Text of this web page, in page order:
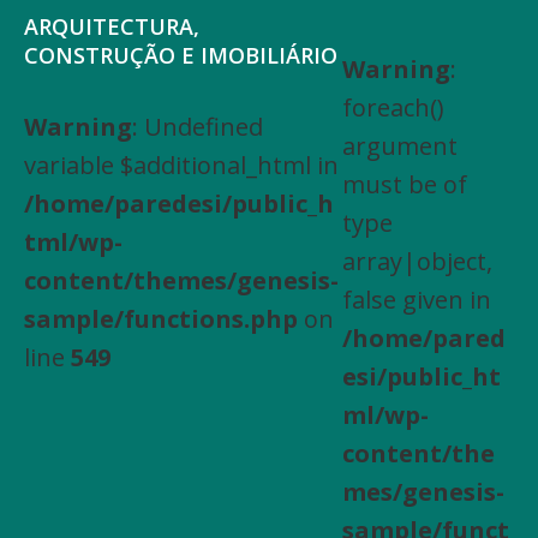
Saltar
para
menu
principal
Skip
content
ARQUITECTURA,
CONSTRUÇÃO E IMOBILIÁRIO
Engenharia
Civil,
Actividades
especializadas
de
construção,
Arrendamento
Warning: Undefined
variable $additional_html in
/home/paredesi/public_h
tml/wp-
content/themes/genesis-
sample/functions.php on
line 549
Warning:
foreach()
argument
must be of
type
array|object,
false given in
/home/pared
esi/public_ht
ml/wp-
content/the
mes/genesis-
sample/funct